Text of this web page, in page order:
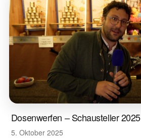
Dosenwerfen – Schausteller 2025
5. Oktober 2025